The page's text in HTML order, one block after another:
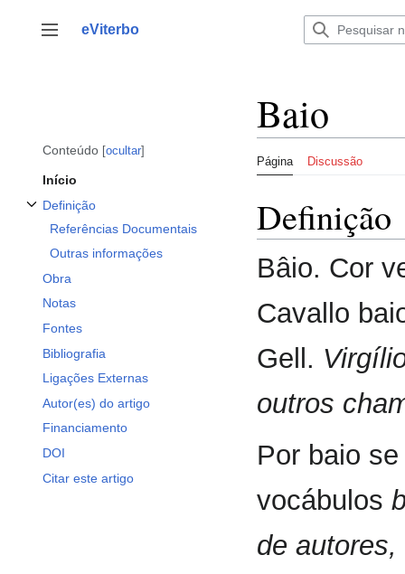
para
Alternar barra lateral
eViterbo
Conteúdo ocultar
Início
Definição
Referências Documentais
Outras informações
Obra
Notas
Fontes
Bibliografia
Ligações Externas
Autor(es) do artigo
Financiamento
DOI
Citar este artigo
Baio
Página Discussão
Definição
Bâio. Cor
Cavallo
Gell.
outros
Por baio
vocábulos
de